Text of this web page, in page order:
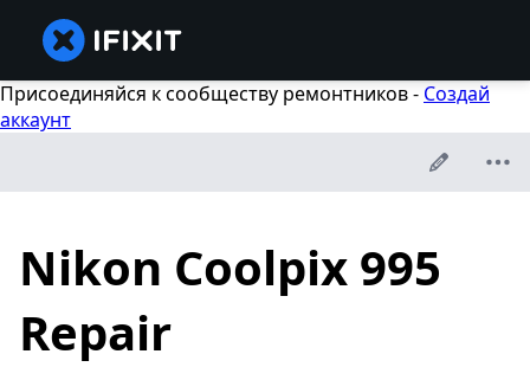
Присоединяйся к сообществу ремонтников - Создай
аккаунт
Nikon Coolpix 995
Repair